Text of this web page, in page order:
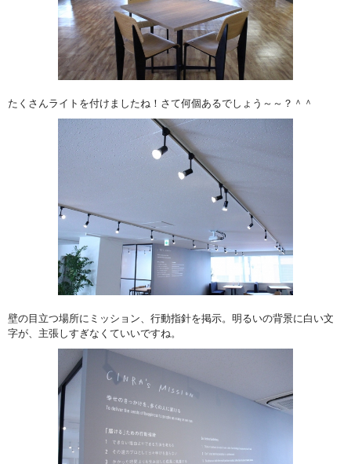
たくさんライトを付けましたね！さて何個あるでしょう～～？＾＾
壁の目立つ場所にミッション、行動指針を掲示。明るいの背景に白い文
字が、主張しすぎなくていいですね。